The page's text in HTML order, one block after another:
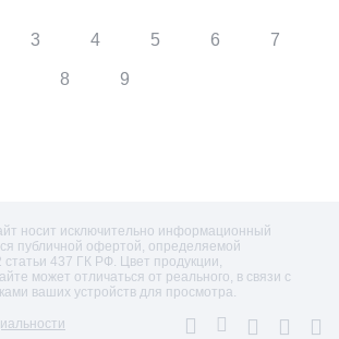
3 4 5 6 7
8 9
носит исключительно информационный
публичной офертой, определяемой
437 ГК РФ. Цвет продукции,
может отличаться от реального, в связи с
ваших устройств для просмотра.